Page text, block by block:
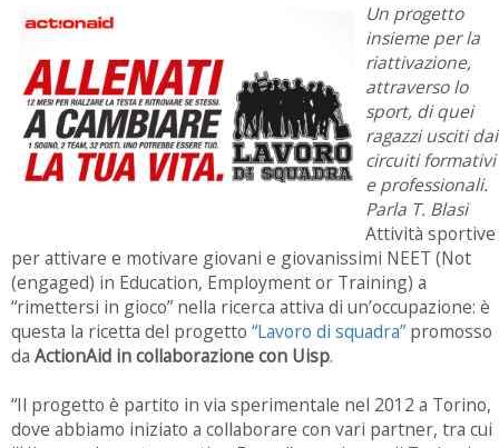
Un progetto
insieme per la
riattivazione,
attraverso lo
sport, di quei
ragazzi usciti dai
circuiti formativi
e professionali.
Parla T. Blasi
Attività sportive
per attivare e motivare giovani e giovanissimi NEET (Not
(engaged) in Education, Employment or Training) a
“rimettersi in gioco” nella ricerca attiva di un’occupazione: è
questa la ricetta del progetto “Lavoro di squadra”promosso
da ActionAid in collaborazione con Uisp.
“Il progetto è partito in via sperimentale nel 2012 a Torino,
dove abbiamo iniziato a collaborare con vari partner, tra cui